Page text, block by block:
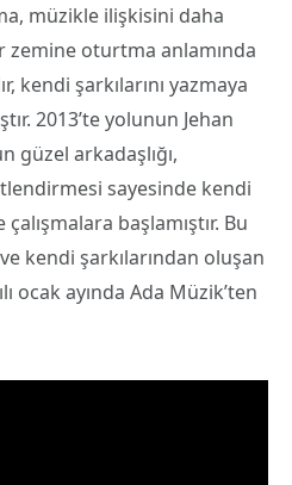
müzikle ilişkisini daha
zemine oturtma anlamında
kendi şarkılarını yazmaya
2013’te yolunun Jehan
güzel arkadaşlığı,
sayesinde kendi
başlamıştır. Bu
kendi şarkılarından oluşan
ocak ayında Ada Müzik’ten